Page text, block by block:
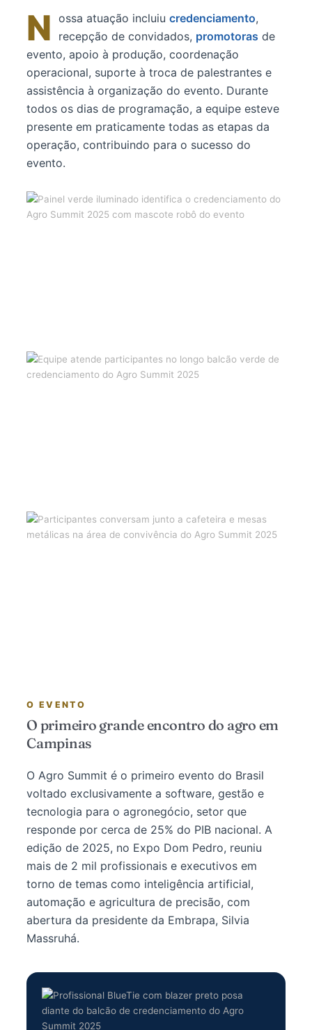
N ossa atuação incluiu credenciamento,
recepção de convidados, promotoras de
evento, apoio à produção, coordenação
operacional, suporte à troca de palestrantes e
assistência à organização do evento. Durante
todos os dias de programação, a equipe esteve
presente em praticamente todas as etapas da
operação, contribuindo para o sucesso do
evento.
O EVENTO
O primeiro grande encontro do agro em
Campinas
O Agro Summit é o primeiro evento do Brasil
voltado exclusivamente a software, gestão e
tecnologia para o agronegócio, setor que
responde por cerca de 25% do PIB nacional. A
edição de 2025, no Expo Dom Pedro, reuniu
mais de 2 mil profissionais e executivos em
torno de temas como inteligência artificial,
automação e agricultura de precisão, com
abertura da presidente da Embrapa, Silvia
Massruhá.